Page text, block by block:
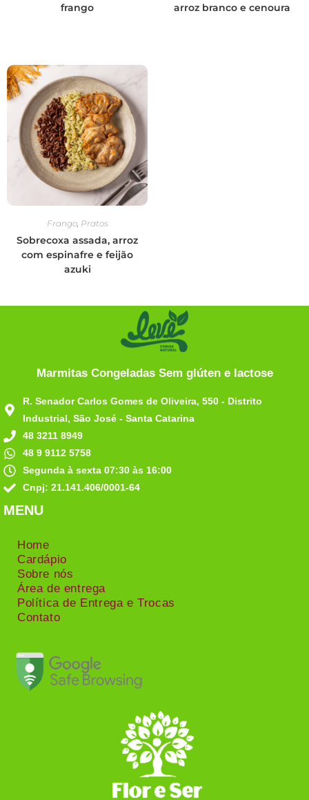
frango
arroz branco e cenoura
Frango, Pratos
Sobrecoxa assada, arroz
com espinafre e feijão
azuki
Marmitas Congeladas Sem glúten e lactose
R. Senador Carlos Gomes de Oliveira, 550 - Distrito
Industrial, São José - Santa Catarina
48 3211 8949
48 9 9112 5758
Segunda à sexta 07:30 às 16:00
Cnpj: 21.141.406/0001-64
MENU
Home
Cardápio
Sobre nós
Área de entrega
Política de Entrega e Trocas
Contato